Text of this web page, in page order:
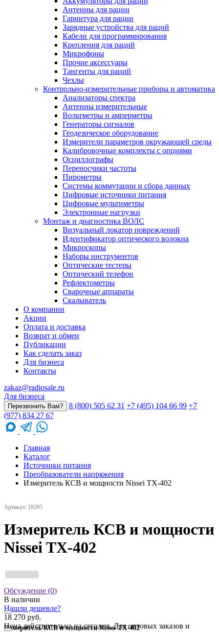
Антенны для рации
Гарнитура для рации
Зарядные устройства для раций
Кабели для программирования
Крепления для раций
Микрофоны
Прочие аксессуары
Тангенты для раций
Чехлы
Контрольно-измерительные приборы и автоматика
Анализаторы спектра
Антенны измерительные
Вольтметры и амперметры
Генераторы сигналов
Геодезическое оборудование
Измерители параметров окружающей среды
Калибровочные комплекты с опциями
Осциллографы
Переносчики частоты
Пирометры
Системы коммутации и сбора данных
Цифровые источники питания
Цифровые мультиметры
Электронные нагрузки
Монтаж и диагностика ВОЛС
Визуальный локатор повреждений
Идентификатор оптического волокна
Микроскопы
Наборы инструментов
Оптические тестеры
Оптический телефон
Рефлектометры
Сварочные аппараты
Скалыватель
О компании
Акции
Оплата и доставка
Возврат и обмен
Публикации
Как сделать заказ
Для бизнеса
Контакты
zakaz@radiosale.ru
Для бизнеса
Перезвонить Вам? 8 (800) 505 62 31 +7 (495) 104 66 99 +7
(977) 834 27 67
Главная
Каталог
Источники питания
Преобразователи напряжения
Измеритель КСВ и мощности Nissei TX-402
Артикул: 18295
Измеритель КСВ и мощности
Nissei TX-402
Обсуждение (0)
Измеритель КСВ и мощности Nissei TX-402
В наличии
Нашли дешевле?
18 270 руб.
Цена действительна на сегодня. Для оптовых заказов и